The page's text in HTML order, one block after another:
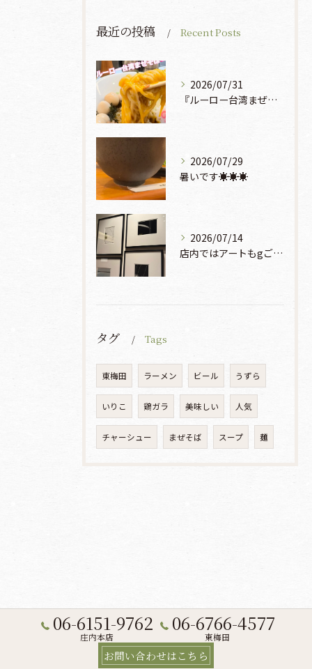
最近の投稿 Recent Posts
2026/07/31
『ルーロー台湾まぜそば』930円🍜🫧
2026/07/29
暑いです☀️☀️☀️
2026/07/14
店内ではアートもgご鑑賞いただけます♡♡♡
タグ Tags
東梅田 ラーメン ビール うずら
いりこ 鶏ガラ 美味しい 人気
チャーシュー まぜそば スープ 麺
06-6151-9762
庄内本店
06-6766-4577
東梅田
お問い合わせはこちら